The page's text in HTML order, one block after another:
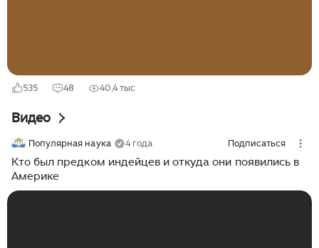
535 48 40,4 тыс
Видео
Популярная наука 4 года Подписаться
Кто был предком индейцев и откуда они появились в
Америке